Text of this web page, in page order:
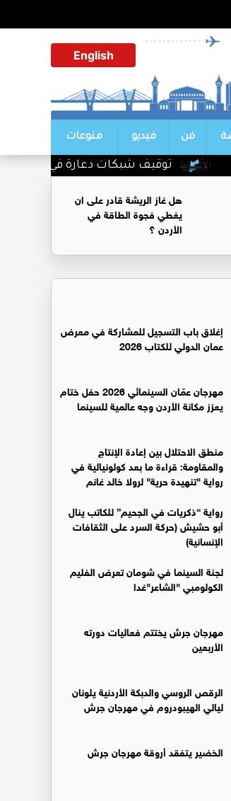
English
فن فيديو منوعات
توقيف شبكات دعارة في شارع الحمرا
هل غاز الريشة قادر على ان
يغطي فجوة الطاقة في
الأردن ؟
إغلاق باب التسجيل للمشاركة في معرض
عمان الدولي للكتاب 2026
مهرجان عمّان السينمائي 2026 حفل ختام
يعزز مكانة الأردن وجه عالمية للسينما
منطق الاحتلال بين إعادة الإنتاج
والمقاومة: قراءة ما بعد كولونيالية في
رواية "تنهيدة حرية" لرولا خالد غانم
رواية “ذكريات في الجحيم” للكاتب ينال
أبو حشيش (حركة السرد على الثقافات
الإنسانية)
لجنة السينما في شومان تعرض الفليم
الكولومبي "الشاعر"غدا
مهرجان جرش يختتم فعاليات دورته
الأربعين
الرقص الروسي والدبكة الأردنية يلونان
ليالي الهيبودروم في مهرجان جرش
الخضير يتفقد أروقة مهرجان جرش